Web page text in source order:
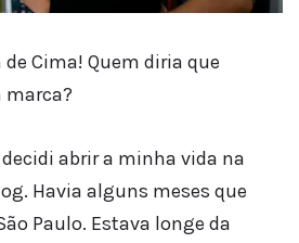
Cima! Quem diria que
marca?
abrir a minha vida na
Havia alguns meses que
Paulo. Estava longe da